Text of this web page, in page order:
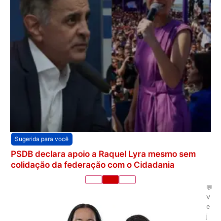
Sugerida para você
PSDB declara apoio a Raquel Lyra mesmo sem
colidação da federação com o Cidadania
💬
V
e
j